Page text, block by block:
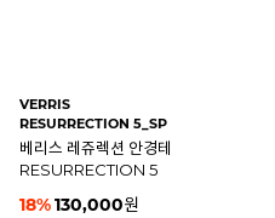
OAKLEY
OX8149-0350
오클리 피치맨 R 카본 투명 안경테
OX8149-0350
20%254,400원